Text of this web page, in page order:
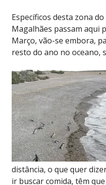
Específicos desta zona
Magalhães passam aqui
Março, vão-se embora,
resto do ano no oceano,
distância, o que quer
ir buscar comida, têm